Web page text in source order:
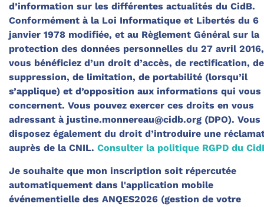
d’information sur les différentes actualités du CidB.
Conformément à la Loi Informatique et Libertés du 6
janvier 1978 modifiée, et au Règlement Général sur la
protection des données personnelles du 27 avril 2016,
vous bénéficiez d’un droit d’accès, de rectification, de
suppression, de limitation, de portabilité (lorsqu’il
s’applique) et d’opposition aux informations qui vous
concernent. Vous pouvez exercer ces droits en vous
adressant à justine.monnereau@cidb.org (DPO). Vous
disposez également du droit d’introduire une
auprès de la CNIL. Consulter la politique RGPD du
Je souhaite que mon inscription soit répercutée
automatiquement dans l'application mobile
événementielle des ANQES2026 (gestion de votre